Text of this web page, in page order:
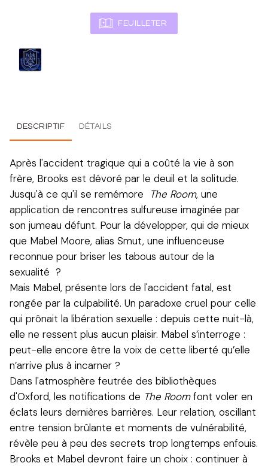
FEUILLETER
DESCRIPTIF DÉTAILS
Après l'accident tragique qui a coûté la vie à son
frère, Brooks est dévoré par le deuil et la solitude.
Jusqu'à ce qu'il se remémore
The Room, une
application de rencontres sulfureuse imaginée par
son jumeau défunt. Pour la développer, qui de mieux
que Mabel Moore, alias Smut, une influenceuse
reconnue pour briser les tabous autour de la
sexualité ?
Mais Mabel, présente lors de l'accident fatal, est
rongée par la culpabilité. Un paradoxe cruel pour celle
qui prônait la libération sexuelle : depuis cette nuit-là,
elle ne ressent plus aucun plaisir. Mabel s’interroge :
peut-elle encore être la voix de cette liberté qu’elle
n’arrive plus à incarner ?
Dans l'atmosphère feutrée des bibliothèques
d'Oxford, les notifications de The Roomfont voler en
éclats leurs dernières barrières. Leur relation, oscillant
entre tension brûlante et moments de vulnérabilité,
révèle peu à peu des secrets trop longtemps enfouis.
Brooks et Mabel devront faire un choix : continuer à